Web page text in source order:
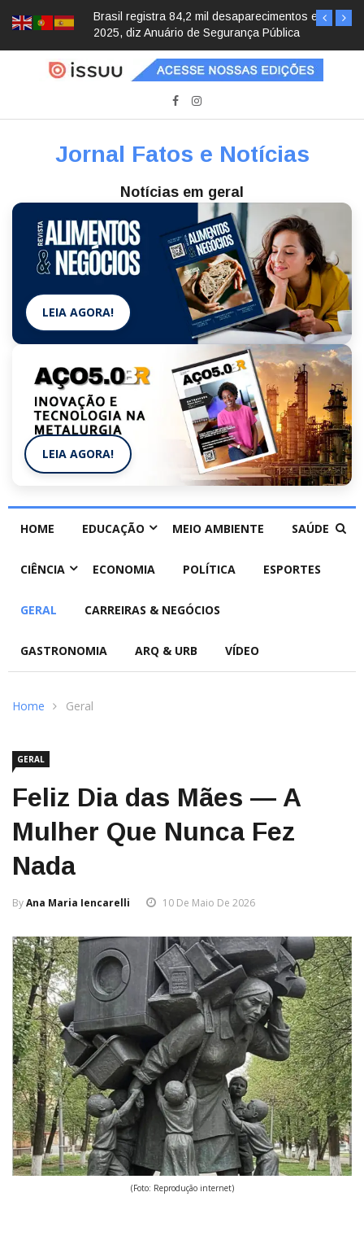
Brasil registra 84,2 mil desaparecimentos em
2025, diz Anuário de Segurança Pública
Jornal Fatos e Notícias
Notícias em geral
LEIA AGORA!
LEIA AGORA!
HOME EDUCAÇÃO MEIO AMBIENTE SAÚDE
CIÊNCIA ECONOMIA POLÍTICA ESPORTES
GERAL CARREIRAS & NEGÓCIOS
GASTRONOMIA ARQ & URB VÍDEO
Home Geral
GERAL
Feliz Dia das Mães — A
Mulher Que Nunca Fez
Nada
ByAna Maria Iencarelli 10 De Maio De 2026
(Foto: Reprodução internet)